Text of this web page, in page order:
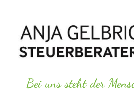
Bei uns steht der